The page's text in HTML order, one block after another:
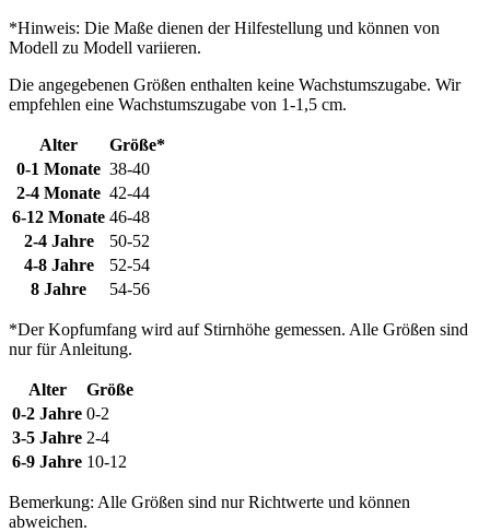
*Hinweis: Die Maße dienen der Hilfestellung und können von
Modell zu Modell variieren.
Die angegebenen Größen enthalten keine Wachstumszugabe. Wir
empfehlen eine Wachstumszugabe von 1-1,5 cm.
Alter
Größe*
0-1 Monate 38-40
2-4 Monate 42-44
6-12 Monate 46-48
2-4 Jahre
50-52
4-8 Jahre
52-54
8 Jahre
54-56
*Der Kopfumfang wird auf Stirnhöhe gemessen. Alle Größen sind
nur für Anleitung.
Alter
Größe
0-2 Jahre 0-2
3-5 Jahre 2-4
6-9 Jahre 10-12
Bemerkung: Alle Größen sind nur Richtwerte und können
abweichen.